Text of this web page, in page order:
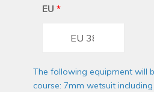
EU *
The following equipment will
course: 7mm wetsuit